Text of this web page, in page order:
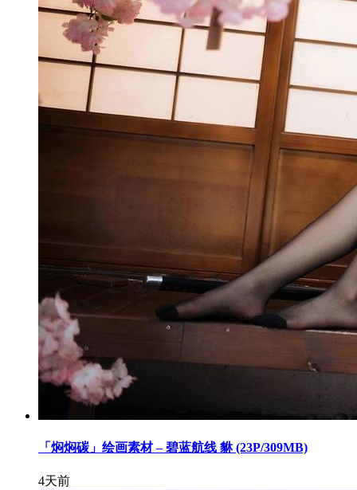
「焖焖碳」绘画素材 – 碧蓝航线 貅 (23P/309MB)
4天前